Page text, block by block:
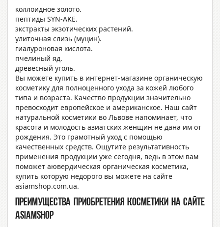
коллоидное золото.
пептиды SYN-AKE.
экстракты экзотических растений.
улиточная слизь (муцин).
гиалуроновая кислота.
пчелиный яд.
древесный уголь.
Вы можете купить в интернет-магазине органическую
косметику для полноценного ухода за кожей любого
типа и возраста. Качество продукции значительно
превосходит европейское и американское. Наш сайт
натуральной косметики во Львове напоминает, что
красота и молодость азиатских женщин не дана им от
рождения. Это грамотный уход с помощью
качественных средств. Ощутите результативность
применения продукции уже сегодня, ведь в этом вам
поможет аювердическая органическая косметика,
купить которую недорого вы можете на сайте
asiamshop.com.ua.
Преимущества приобретения косметики на сайте
Asiamshop